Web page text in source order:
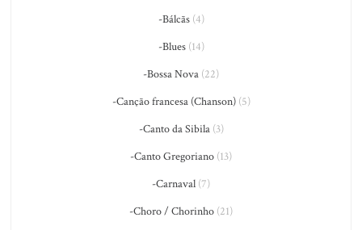
-Bálcãs(4)
-Blues(14)
-Bossa Nova (22)
-Canção francesa (Chanson)(5)
-Canto da Sibila(3)
-Canto Gregoriano (13)
-Carnaval (7)
-Choro / Chorinho (21)